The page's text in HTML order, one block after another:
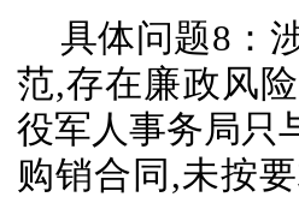
具体问题8：
范,存在廉政风
役军人事务局只
购销合同,未按